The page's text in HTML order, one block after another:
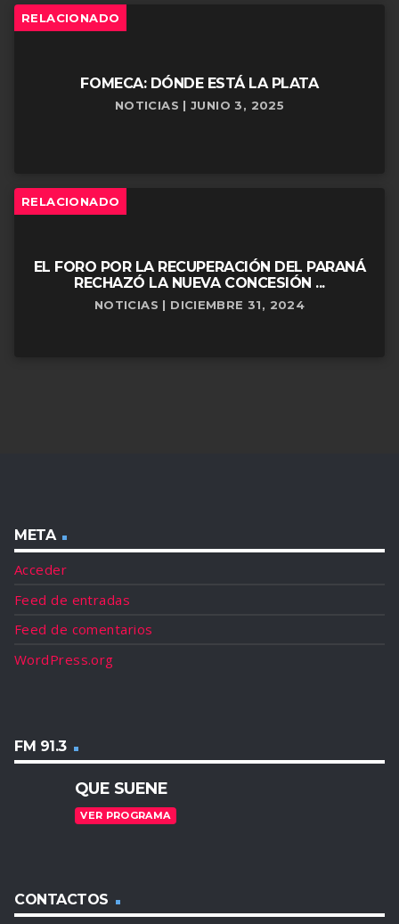
RELACIONADO
FOMECA: DÓNDE ESTÁ LA PLATA
NOTICIAS | JUNIO 3, 2025
RELACIONADO
EL FORO POR LA RECUPERACIÓN DEL PARANÁ
RECHAZÓ LA NUEVA CONCESIÓN ...
NOTICIAS | DICIEMBRE 31, 2024
META
Acceder
Feed de entradas
Feed de comentarios
WordPress.org
FM 91.3
QUE SUENE
VER PROGRAMA
CONTACTOS